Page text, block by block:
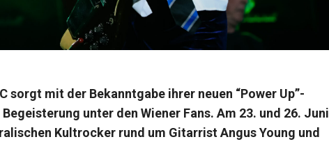
sorgt mit der Bekanntgabe ihrer neuen “Power Up”-
unter den Wiener Fans. Am 23. und 26. Juni
Kultrocker rund um Gitarrist Angus Young und